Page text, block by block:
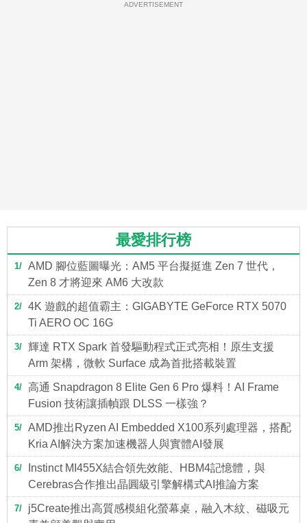
ADVERTISEMENT
最愛排行榜
1
AMD 腳位藍圖曝光：AM5 平台擬挺進 Zen 7 世代，
Zen 8 才將迎來 AM6 大改款
2
4K 遊戲的超值霸主：GIGABYTE GeForce RTX 5070
Ti AERO OC 16G
3
輝達 RTX Spark 首發驅動程式正式亮相！原生支援
Arm 架構，微軟 Surface 成為首批搭載裝置
4
高通 Snapdragon 8 Elite Gen 6 Pro 爆料！AI Frame
Fusion 技術讓插幀跟 DLSS 一樣強？
5
AMD推出Ryzen AI Embedded X100系列處理器，搭配
Kria AI解決方案加速機器人與實體AI發展
6
Instinct MI455X結合領先效能、HBM4記憶體，與
Cerebras合作推出晶圓級引擎解構式AI推論方案
7
j5Create推出高質感模組化螢幕桌，融入木紋、磁吸元